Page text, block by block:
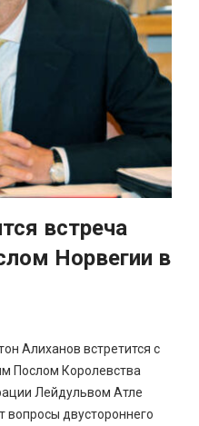
встреча
Норвегии в
Алиханов встретится с
Послом Королевства
Лейдульвом Атле
вопросы двустороннего